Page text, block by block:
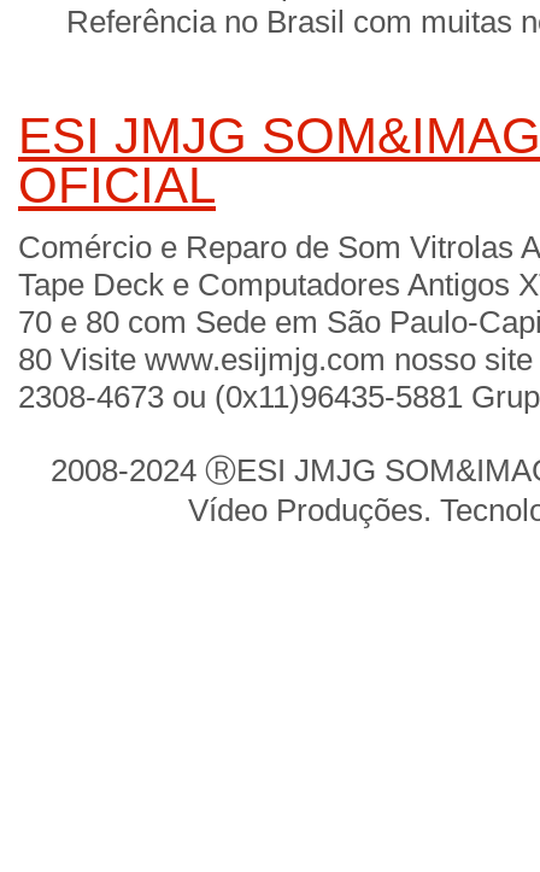
Referência no Brasil com muitas
ESI JMJG
OFICIAL
Comércio e Reparo de Som Vitrolas
Tape Deck e Computadores Antigos
70 e 80 com Sede em São Paulo-
80 Visite www.esijmjg.com nosso
2308-4673 ou (0x11)96435-5881
2008-2024 ⓇESI JMJG
Vídeo Produções.